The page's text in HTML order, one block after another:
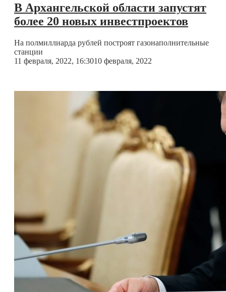
В Архангельской области запустят
более 20 новых инвестпроектов
На полмиллиарда рублей построят газонаполнительные
станции
11 февраля, 2022, 16:3010 февраля, 2022